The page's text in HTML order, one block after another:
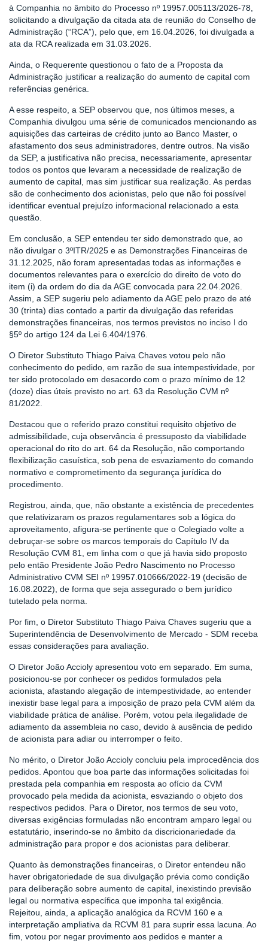
à Companhia no âmbito do Processo nº 19957.005113/2026-78,
solicitando a divulgação da citada ata de reunião do Conselho de
Administração (“RCA”), pelo que, em 16.04.2026, foi divulgada a
ata da RCA realizada em 31.03.2026.
Ainda, o Requerente questionou o fato de a Proposta da
Administração justificar a realização do aumento de capital com
referências genérica.
A esse respeito, a SEP observou que, nos últimos meses, a
Companhia divulgou uma série de comunicados mencionando as
aquisições das carteiras de crédito junto ao Banco Master, o
afastamento dos seus administradores, dentre outros. Na visão
da SEP, a justificativa não precisa, necessariamente, apresentar
todos os pontos que levaram a necessidade de realização de
aumento de capital, mas sim justificar sua realização. As perdas
são de conhecimento dos acionistas, pelo que não foi possível
identificar eventual prejuízo informacional relacionado a esta
questão.
Em conclusão, a SEP entendeu ter sido demonstrado que, ao
não divulgar o 3ºITR/2025 e as Demonstrações Financeiras de
31.12.2025, não foram apresentadas todas as informações e
documentos relevantes para o exercício do direito de voto do
item (i) da ordem do dia da AGE convocada para 22.04.2026.
Assim, a SEP sugeriu pelo adiamento da AGE pelo prazo de até
30 (trinta) dias contado a partir da divulgação das referidas
demonstrações financeiras, nos termos previstos no inciso I do
§5º do artigo 124 da Lei 6.404/1976.
O Diretor Substituto Thiago Paiva Chaves votou pelo não
conhecimento do pedido, em razão de sua intempestividade, por
ter sido protocolado em desacordo com o prazo mínimo de 12
(doze) dias úteis previsto no art. 63 da Resolução CVM nº
81/2022.
Destacou que o referido prazo constitui requisito objetivo de
admissibilidade, cuja observância é pressuposto da viabilidade
operacional do rito do art. 64 da Resolução, não comportando
flexibilização casuística, sob pena de esvaziamento do comando
normativo e comprometimento da segurança jurídica do
procedimento.
Registrou, ainda, que, não obstante a existência de precedentes
que relativizaram os prazos regulamentares sob a lógica do
aproveitamento, afigura-se pertinente que o Colegiado volte a
debruçar-se sobre os marcos temporais do Capítulo IV da
Resolução CVM 81, em linha com o que já havia sido proposto
pelo então Presidente João Pedro Nascimento no Processo
Administrativo CVM SEI nº 19957.010666/2022-19 (decisão de
16.08.2022), de forma que seja assegurado o bem jurídico
tutelado pela norma.
Por fim, o Diretor Substituto Thiago Paiva Chaves sugeriu que a
Superintendência de Desenvolvimento de Mercado - SDM receba
essas considerações para avaliação.
O Diretor João Accioly apresentou voto em separado. Em suma,
posicionou-se por conhecer os pedidos formulados pela
acionista, afastando alegação de intempestividade, ao entender
inexistir base legal para a imposição de prazo pela CVM além da
viabilidade prática de análise. Porém, votou pela ilegalidade de
adiamento da assembleia no caso, devido à ausência de pedido
de acionista para adiar ou interromper o feito.
No mérito, o Diretor João Accioly concluiu pela improcedência dos
pedidos. Apontou que boa parte das informações solicitadas foi
prestada pela companhia em resposta ao ofício da CVM
provocado pela medida da acionista, esvaziando o objeto dos
respectivos pedidos. Para o Diretor, nos termos de seu voto,
diversas exigências formuladas não encontram amparo legal ou
estatutário, inserindo-se no âmbito da discricionariedade da
administração para propor e dos acionistas para deliberar.
Quanto às demonstrações financeiras, o Diretor entendeu não
haver obrigatoriedade de sua divulgação prévia como condição
para deliberação sobre aumento de capital, inexistindo previsão
legal ou normativa específica que imponha tal exigência.
Rejeitou, ainda, a aplicação analógica da RCVM 160 e a
interpretação ampliativa da RCVM 81 para suprir essa lacuna. Ao
fim, votou por negar provimento aos pedidos e manter a